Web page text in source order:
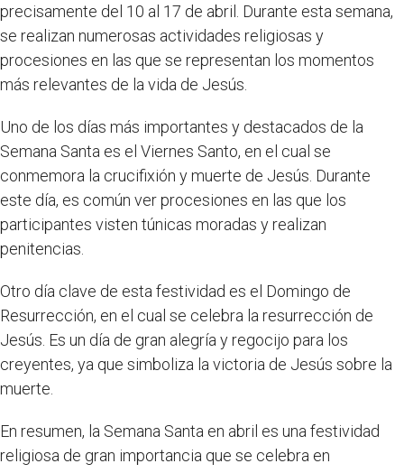
precisamente del 10 al 17 de abril. Durante esta semana,
se realizan numerosas actividades religiosas y
procesiones en las que se representan los momentos
más relevantes de la vida de Jesús.
Uno de los días más importantes y destacados de la
Semana Santa es el Viernes Santo, en el cual se
conmemora la crucifixión y muerte de Jesús. Durante
este día, es común ver procesiones en las que los
participantes visten túnicas moradas y realizan
penitencias.
Otro día clave de esta festividad es el Domingo de
Resurrección, en el cual se celebra la resurrección de
Jesús. Es un día de gran alegría y regocijo para los
creyentes, ya que simboliza la victoria de Jesús sobre la
muerte.
En resumen, la Semana Santa en abril es una festividad
religiosa de gran importancia que se celebra en